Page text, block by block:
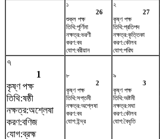
১
26
শুক্ল পক্ষ
তিথি:পূর্ণিমা
নক্ষত্র:ভরণী
করণ:বব
যোগ:বরীয়ান
২
27
কৃষ্ণ পক্ষ
তিথি:প্রতিপদ
নক্ষত্র:কৃত্তিকা
করণ:কৌলব
যোগ:পরিঘ
৭
1
কৃষ্ণ পক্ষ
তিথি:ষষ্ঠী
নক্ষত্র:অশ্লেষা
করণ:বণিজ
যোগ:ব্রহ্ম
৮
2
কৃষ্ণ পক্ষ
তিথি:সপ্তমী
নক্ষত্র:অশ্লেষা
করণ:বব
যোগ:ইন্দ্র
৯
3
কৃষ্ণ পক্ষ
তিথি:অষ্টমী
নক্ষত্র:মঘা
করণ:কৌলব
যোগ:বৈধৃতি